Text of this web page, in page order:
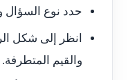
حدد نوع السؤال
انظر إلى شكل
والقيم المتطرفة.